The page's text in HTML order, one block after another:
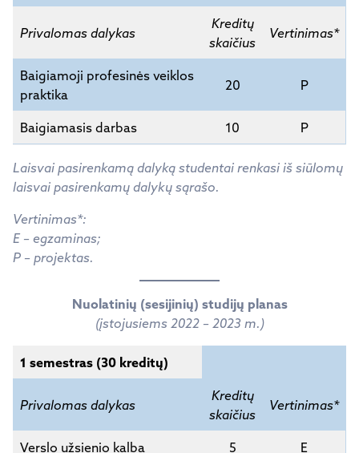
Privalomas dalykas
Kreditų
skaičius
Vertinimas*
Baigiamoji profesinės veiklos
praktika
20 P
Baigiamasis darbas 10 P
Laisvai pasirenkamą dalyką studentai renkasi iš siūlomų
laisvai pasirenkamų dalykų sąrašo.
Vertinimas*:
E – egzaminas;
P – projektas.
Nuolatinių (sesijinių) studijų planas
(įstojusiems 2022 – 2023 m.)
1 semestras (30 kreditų)
Privalomas dalykas
Kreditų
skaičius
Vertinimas*
Verslo užsienio kalba 5 E